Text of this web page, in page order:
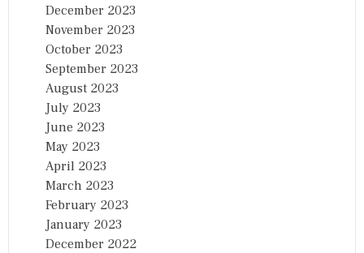
December 2023
November 2023
October 2023
September 2023
August 2023
July 2023
June 2023
May 2023
April 2023
March 2023
February 2023
January 2023
December 2022